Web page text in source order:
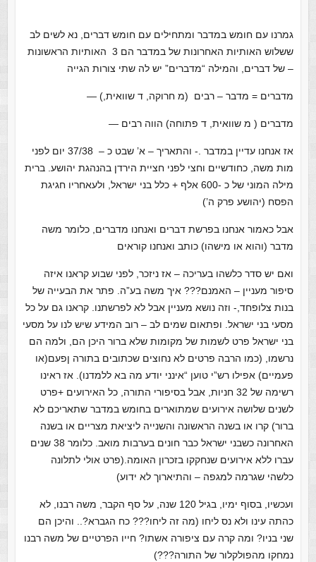
גמרנו עם חומש במדבר ומתחילים עם חומש דברים, נא לשים לב
ששלוש האותיות האחרונות של במדבר הם 3 האותיות הראשונות
של דברים, והמילה “מדברים” יש לה שתי צורות הגייה –
— מדברים = מדבר – רבים (מ חרוקה, ד שוואית,)
— מדברים ( מ שוואית, ד פתוחה) הווה רבים
אז אנחנו עדיין במדבר .- והתאריך – א’ שבט כ – 37/38 יום לפני
מות משה, כחודשיים וחצי לפני חציית הירדן בהנהגת יהושע. ברית
מילה המוני של כ -600 אלף + כלל בני ישראל, ולעאחריו חגיגת
הפסח (יהושע פרק ה’)
אבל כאמור אנחנו בפרשת דברים ואנחנו מדברים, כלומר משה
מדבר (והוא או מישהו) כותב ואנחנו קוראים
ואם יש סדר כלשהו בעריכה – אז ניזכר, לפני שבוע קראנו איזה
סיפור מעניין – האמנם??? איך משה בע”ה. פתר את הבעייה של
בנות צלופחד,- וזה נושא מעניין אבל לא לפרשתנו. קראנו גם על כל
מסעי בני ישראל. ופתאום שמים לב – רוב המידע שיש לנו על מסעי
בני ישראל פרט לשמות של מקומות שלא ברור היכן הם, ולמה הם
נרשמו, (כמו הרבה פרטים לא נחוצים שכתובים בתורה ןפעם(או
פעמיים) אפילו רש”י טוען “אינני יודע מה בא ללמדנו). אז ראינו
רשימה של 32 חניות, אבל בסיפורי התורה, כל האירועים +פרט
לשנים שלושה אירועים שמתוארים בחומש במדבר שתאריכם לא
ברור) קרו או בשנה הראשונה והשנייה ליציאת מצריים או בשנה
האחרונה כשבני ישראל כבר חונים בערבות מואב. כלומר 38 שנים
עברו ללא אירועים שנחקקו בזכרון האומה.(פרט אולי לתלונה
כלשהי שגרמה למגפה – והתיארוך לא ידוע)
ועכשיו, בסוף ימיו, בגיל 120 שנה, על סף הקבר, משה רבנו, לא
כהתה עינו ולא נס ליחו (מה זה ליחו??? כח הגברא?.. והיכן הם
שני בניו? ומה קרה עם ציפורה אשתו? חייו הפרטיים של משה רבנו
נמחקו מהפולקלור של התורה???)